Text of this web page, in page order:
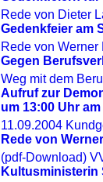
Rede von Dieter
Gedenkfeier am
Rede von
Gegen
Weg mit dem
Aufruf zur
um 13:00 Uhr
11.09.2004
Rede von
(pdf-Download)
Kultusministerin